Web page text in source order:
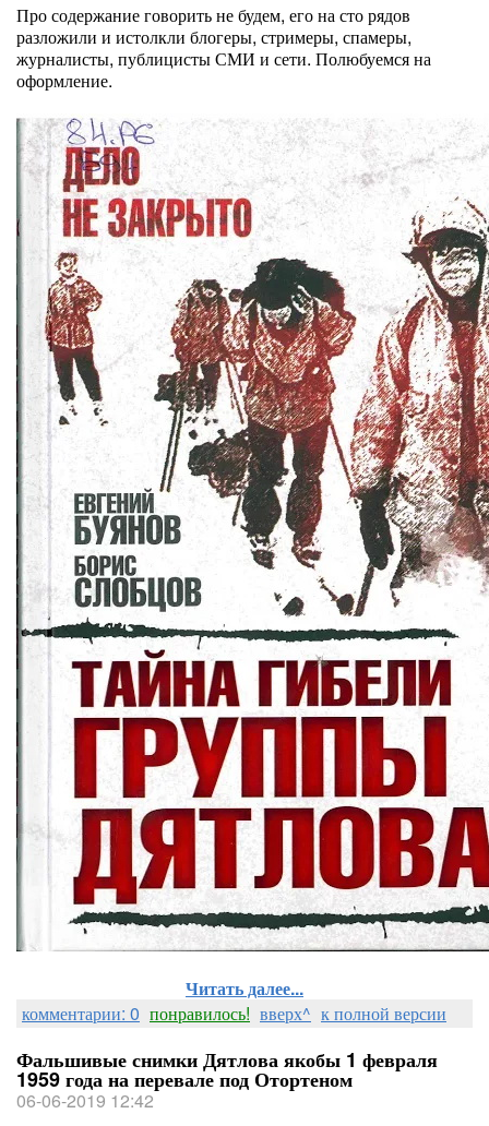
Про содержание говорить не будем, его на сто рядов
разложили и истолкли блогеры, стримеры, спамеры,
журналисты, публицисты СМИ и сети. Полюбуемся на
оформление.
Читать далее...
комментарии: 0 понравилось! вверх^ к полной версии
Фальшивые снимки Дятлова якобы 1 февраля
1959 года на перевале под Отортеном
06-06-2019 12:42